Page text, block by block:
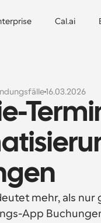
Cal.ai
16.03.2026
mehr, als nur
App